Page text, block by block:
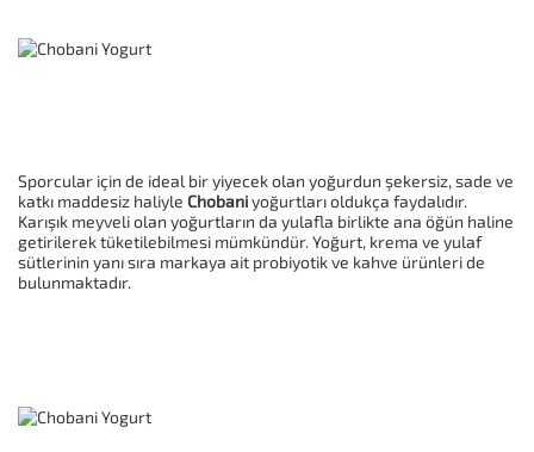
Sporcular için de ideal bir yiyecek olan yoğurdun şekersiz, sade ve
katkı maddesiz haliyle Chobaniyoğurtları oldukça faydalıdır.
Karışık meyveli olan yoğurtların da yulafla birlikte ana öğün haline
getirilerek tüketilebilmesi mümkündür. Yoğurt, krema ve yulaf
sütlerinin yanı sıra markaya ait probiyotik ve kahve ürünleri de
bulunmaktadır.